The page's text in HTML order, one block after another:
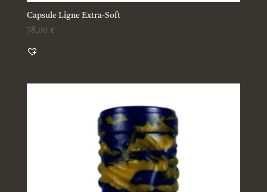
Capsule Ligne Extra-Soft
78,00 €